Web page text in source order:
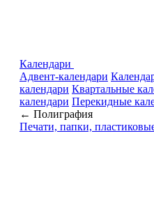
Календари
Адвент-календари
календари Квартальные
календари Перекидные
← Полиграфия
Печати, папки,